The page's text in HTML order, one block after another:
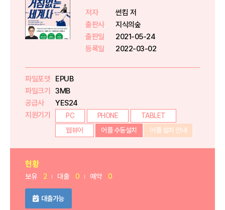
저자
썬킴 저
출판사
지식의숲
출판일
2021-05-24
등록일
2022-03-02
파일포맷
EPUB
파일크기
3MB
공급사
YES24
지원기기
PC PHONE
TABLET
웹뷰어
어플 수동설치 어플 설치 안내
현황
보유 2 대출 0 예약 0
대출가능